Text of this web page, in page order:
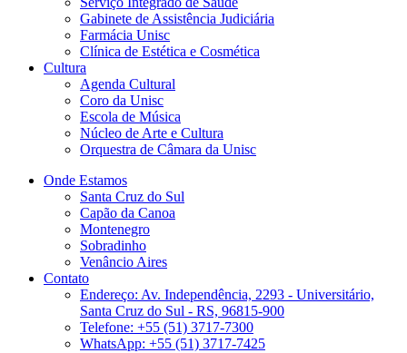
Gabinete de Assistência Judiciária
Farmácia Unisc
Clínica de Estética e Cosmética
Cultura
Agenda Cultural
Coro da Unisc
Escola de Música
Núcleo de Arte e Cultura
Orquestra de Câmara da Unisc
Onde Estamos
Santa Cruz do Sul
Capão da Canoa
Montenegro
Sobradinho
Venâncio Aires
Contato
Endereço: Av. Independência, 2293 - Universitário,
Santa Cruz do Sul - RS, 96815-900
Telefone: +55 (51) 3717-7300
WhatsApp: +55 (51) 3717-7425